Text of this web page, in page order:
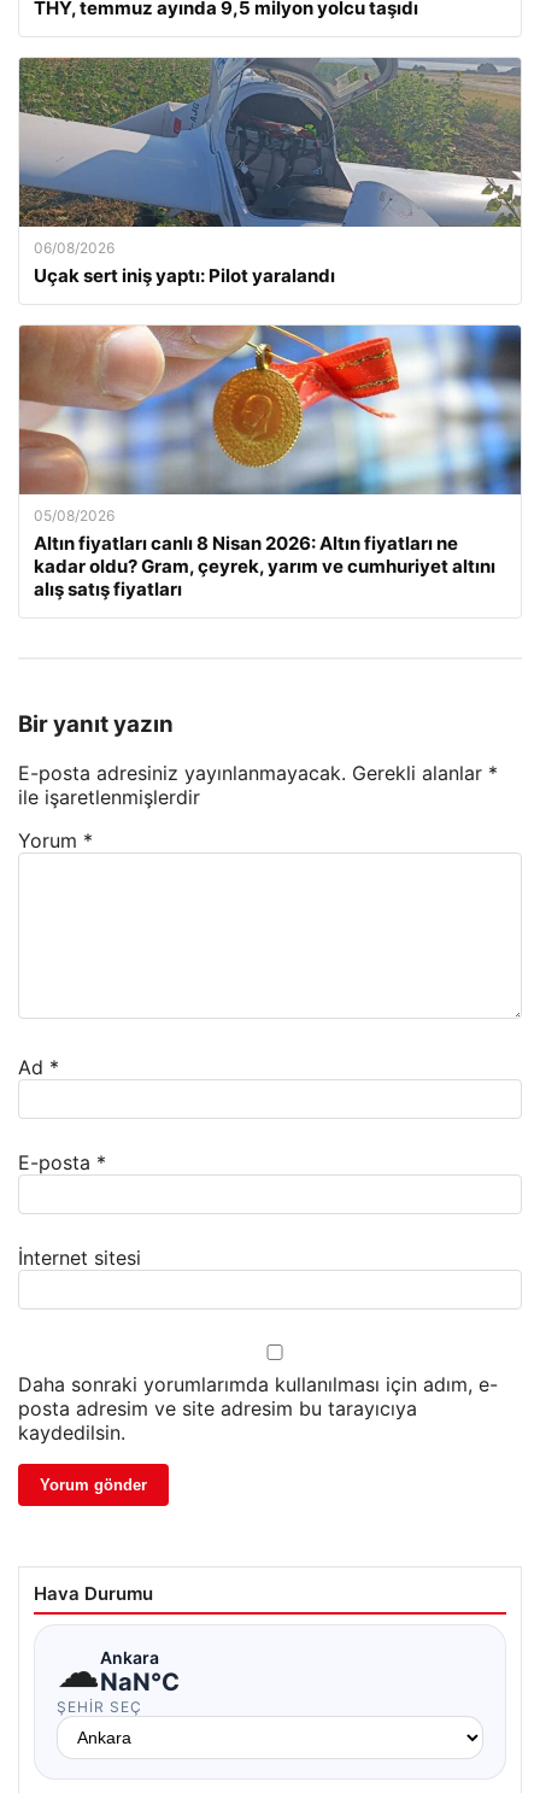
THY, temmuz ayında 9,5 milyon yolcu taşıdı
06/08/2026
Uçak sert iniş yaptı: Pilot yaralandı
05/08/2026
Altın fiyatları canlı 8 Nisan 2026: Altın fiyatları ne
kadar oldu? Gram, çeyrek, yarım ve cumhuriyet altını
alış satış fiyatları
Bir yanıt yazın
E-posta adresiniz yayınlanmayacak. Gerekli alanlar *
ile işaretlenmişlerdir
Yorum *
Ad *
E-posta *
İnternet sitesi
Daha sonraki yorumlarımda kullanılması için adım, e-
posta adresim ve site adresim bu tarayıcıya
kaydedilsin.
Hava Durumu
☁Ankara
NaN°C
ŞEHIR SEÇ